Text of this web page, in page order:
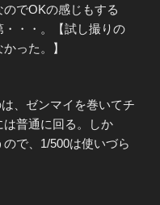
でOKの感じもする
・・。【試し撮りの
った。】
、ゼンマイを巻いてチ
普通に回る。しか
で、1/500は使いづら